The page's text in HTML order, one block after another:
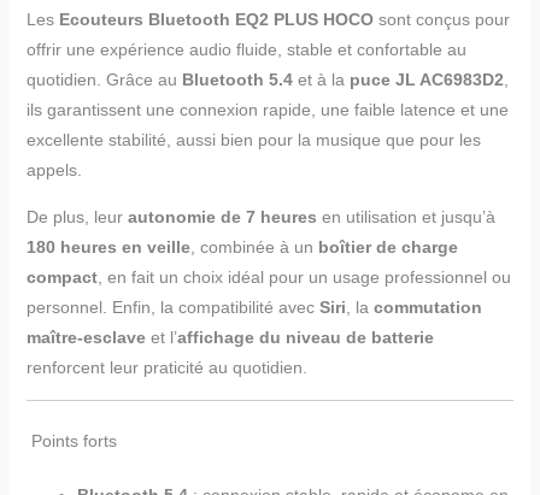
LesEcouteurs Bluetooth EQ2 PLUS HOCO sont conçus pour
offrir une expérience audio fluide, stable et confortable au
quotidien. Grâce au Bluetooth 5.4et à la puce JL AC6983D2
ils garantissent une connexion rapide, une faible latence et une
excellente stabilité, aussi bien pour la musique que pour les
appels.
De plus, leur autonomie de 7 heures en utilisation et jusqu’à
180 heures en veille, combinée à un boîtier de charge
compact, en fait un choix idéal pour un usage professionnel ou
personnel. Enfin, la compatibilité avec Siri , la commutation
maître-esclaveet l’affichage du niveau de batterie
renforcent leur praticité au quotidien.
Points forts